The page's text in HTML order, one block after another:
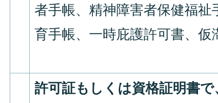
者手帳、精神障害者保健福
育手帳、一時庇護許可書、仮
許可証もしくは資格証明書